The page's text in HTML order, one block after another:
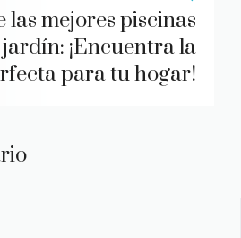
las mejores piscinas
¡Encuentra la
para tu hogar!